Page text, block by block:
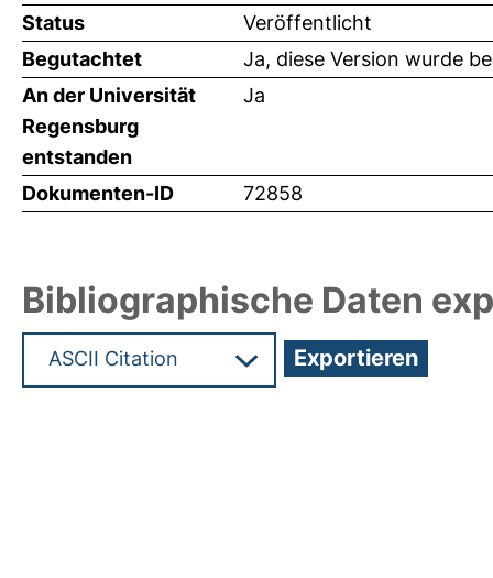
Status
Veröffentlicht
Begutachtet
Ja, diese Version wurde
An der Universität
Regensburg
entstanden
Ja
Dokumenten-ID 72858
Bibliographische Daten